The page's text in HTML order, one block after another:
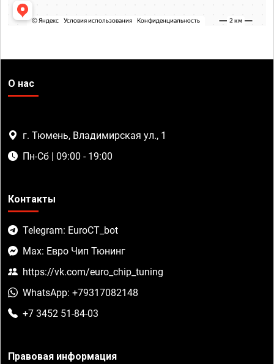
О нас
г. Тюмень, Владимирская ул., 1
Пн-Сб | 09:00 - 19:00
Контакты
Telegram: EuroCT_bot
Max: Евро Чип Тюнинг
https://vk.com/euro_chip_tuning
WhatsApp: +79317082148
+7 3452 51-84-03
Правовая информация